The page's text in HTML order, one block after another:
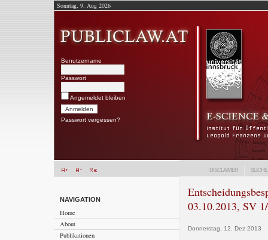
Sonntag, 9. Aug 2026
Benutzername
Passwort
Angemeldet bleiben
Passwort vergessen?
DISCLAIMER SUCHE
NAVIGATION
Home
About
Publikationen
03.10.2013, SV
Donnerstag, 12. Dez 2013